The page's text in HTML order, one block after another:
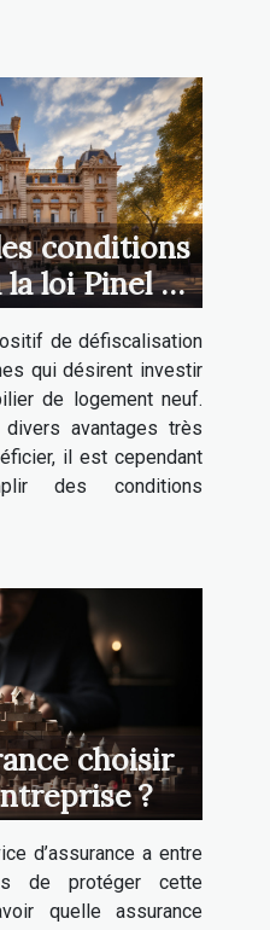
conditions
loi Pinel à
?
de défiscalisation
qui désirent investir
de logement neuf.
avantages très
il est cependant
des conditions
choisir
?
d’assurance a entre
de protéger cette
quelle assurance